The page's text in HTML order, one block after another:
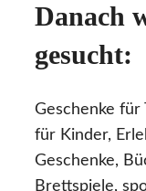
Danach
gesucht:
Geschenke für
für Kinder,
Geschenke,
Brettspiele,